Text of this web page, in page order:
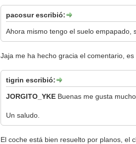
pacosur escribió:
Ahora mismo tengo el suelo empapado,
Jaja me ha hecho gracia el comentario,
tigrin escribió:
JORGITO_YKE Buenas me gusta
Un saludo.
El coche está bien resuelto por planos, el